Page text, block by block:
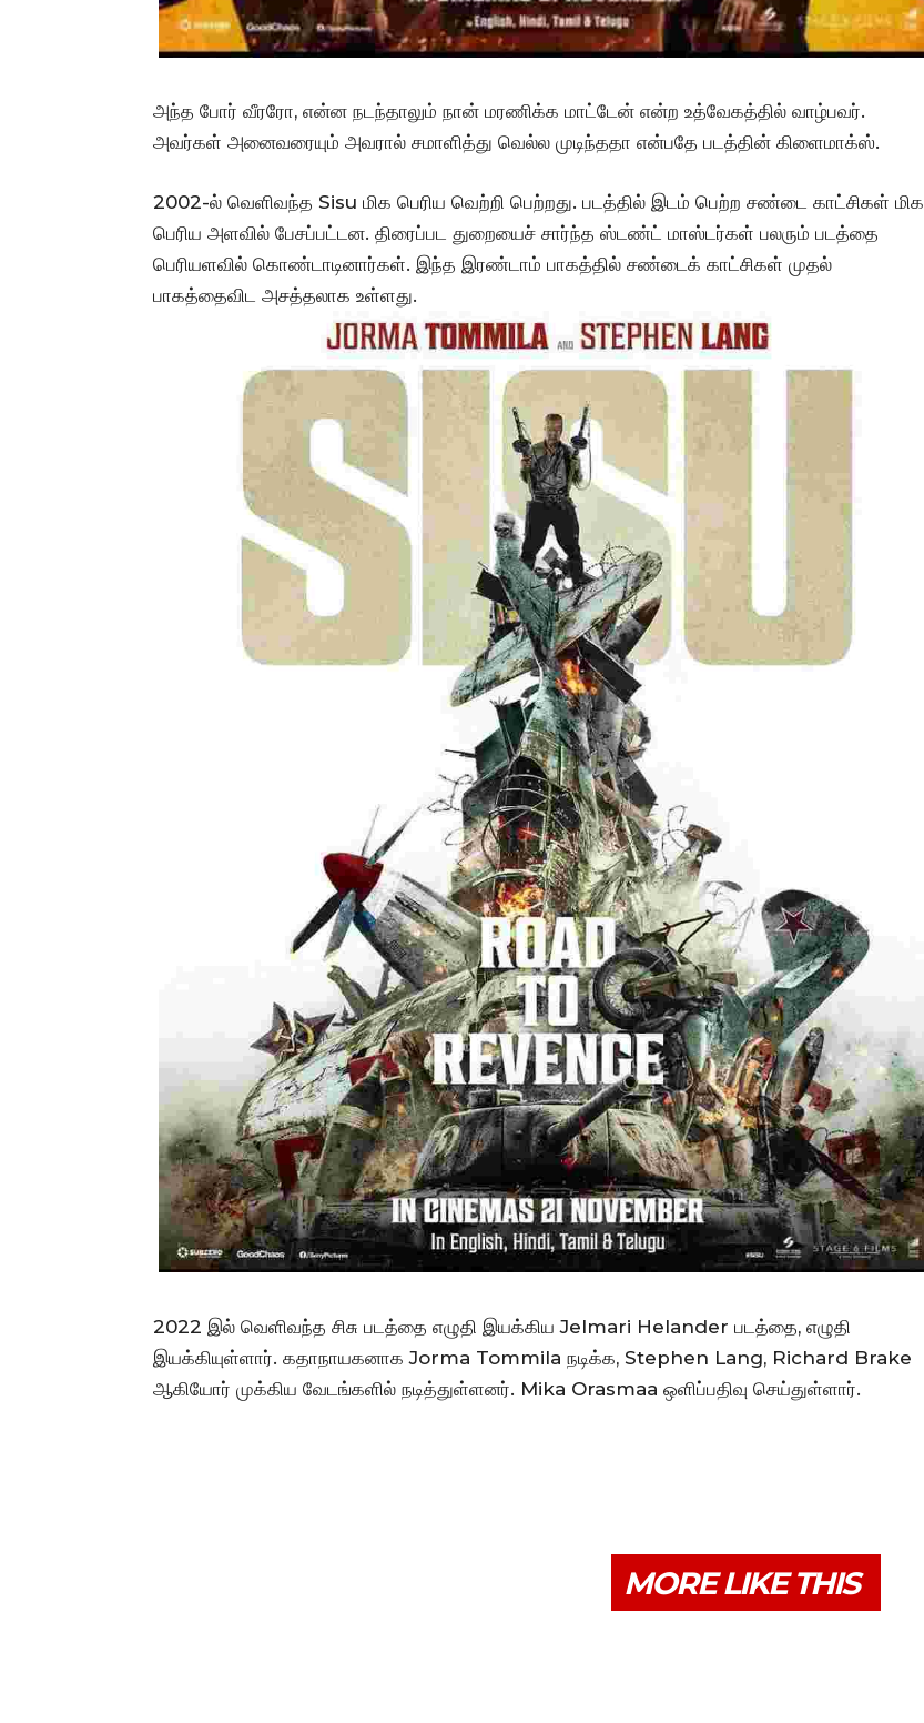
அந்த போர் வீரரோ, என்ன நடந்தாலும் நான் மரணிக்க மாட்டேன் என்ற உத்வேகத்தில் வாழ்பவர்.
அவர்கள் அனைவரையும் அவரால் சமாளித்து வெல்ல முடிந்ததா என்பதே படத்தின் கிளைமாக்ஸ்.
2002-ல் வெளிவந்த Sisu மிக பெரிய வெற்றி பெற்றது. படத்தில் இடம் பெற்ற சண்டை காட்சிகள் மிக
பெரிய அளவில் பேசப்பட்டன. திரைப்பட துறையைச் சார்ந்த ஸ்டண்ட் மாஸ்டர்கள் பலரும் படத்தை
பெரியளவில் கொண்டாடினார்கள். இந்த இரண்டாம் பாகத்தில் சண்டைக் காட்சிகள் முதல்
பாகத்தைவிட அசத்தலாக உள்ளது.
2022 இல் வெளிவந்த சிசு படத்தை எழுதி இயக்கிய Jelmari Helander படத்தை, எழுதி
இயக்கியுள்ளார். கதாநாயகனாக Jorma Tommila நடிக்க, Stephen Lang, Richard Brake
ஆகியோர் முக்கிய வேடங்களில் நடித்துள்ளனர். Mika Orasmaa ஒளிப்பதிவு செய்துள்ளார்.
MORE LIKE THIS